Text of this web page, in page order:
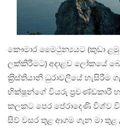
කෞමාර මෛථුන්‍යයට (කුඩා
ලක්කිරීමට) අදාළව ලෝකයේ
ක‍්‍රිස්තියානි ධුරාවලියේ හැසිරීම
භික්ෂූන්ගේ වියරු ප‍්‍රචණ්ඩකාරී
කලකට පෙර පේරාදෙණි විශ්ව
සිව් වසර තුළ ආගම ගැන මා තුළ